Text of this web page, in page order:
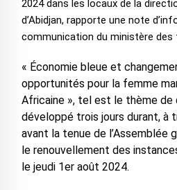
2024 dans les locaux de la
d’Abidjan, rapporte une note
communication du ministère des
« Économie bleue et
opportunités pour la femme
Africaine », tel est le thème de
développé trois jours durant, à
avant la tenue de l’Assemblée
le renouvellement des
le jeudi 1er août 2024.